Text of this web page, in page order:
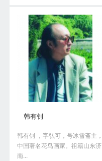
韩有钊
韩有钊 ，字弘可，号冰雪斋主，
中国著名花鸟画家。祖籍山东济
南...